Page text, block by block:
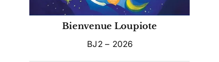
Bienvenue Loupiote
BJ2 – 2026